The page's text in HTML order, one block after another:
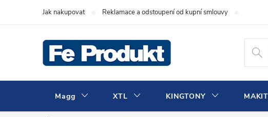
Jak nakupovat Reklamace a odstoupení od kupní smlouvy
Magg XTL KINGTONY